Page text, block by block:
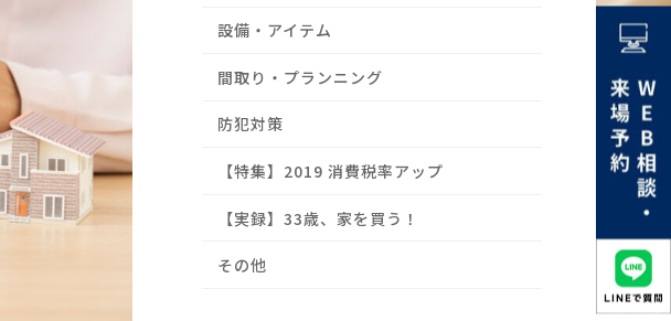
設備・アイテム
間取り・プランニング
防犯対策
【特集】2019 消費税率アップ
【実録】33歳、家を買う！
その他